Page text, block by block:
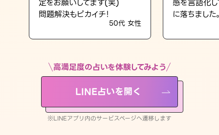
LINE占いを開く
※LINEアプリ内のサービスページへ遷移します
定をお願いしてます(笑)
問題解決もピカイチ！
50代 女性
感を言語化
に落ちました
高満足度の占いを体験してみよう
LINE占いを開く
※LINEアプリ内のサービスページへ遷移します